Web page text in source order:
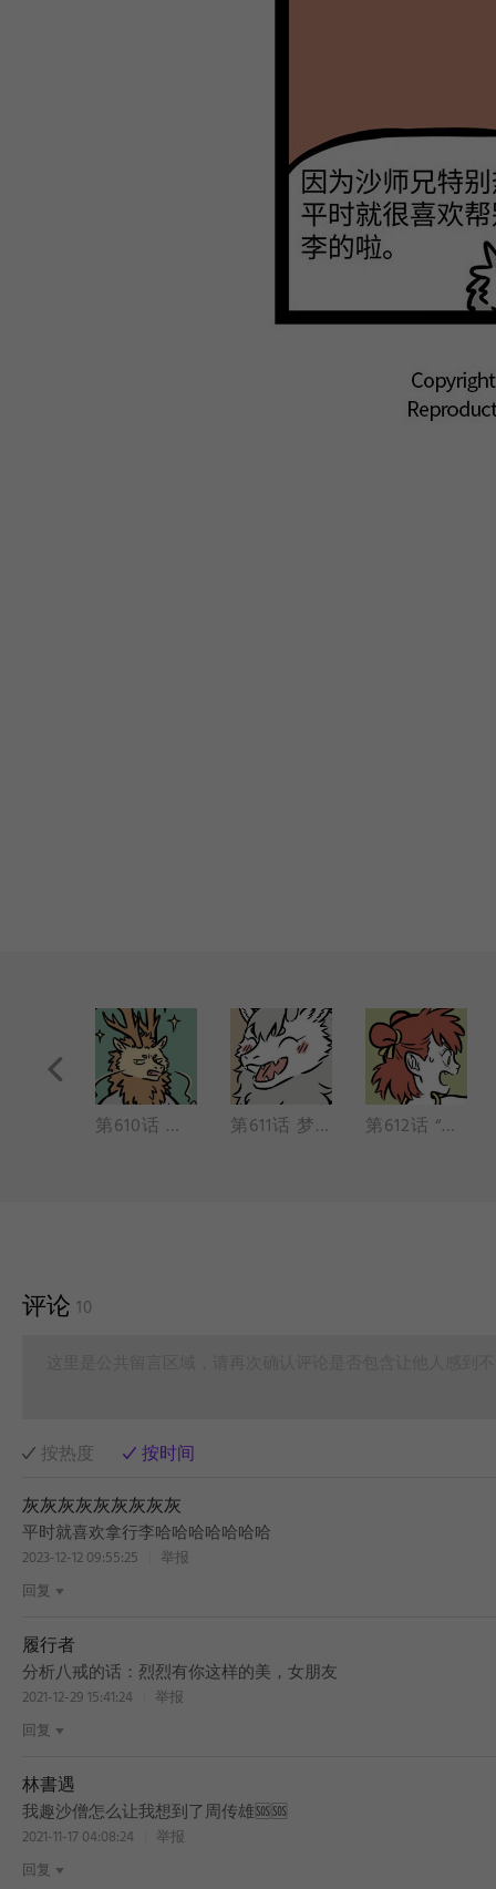
第610话 越努力，越费劲。 第611话 梦想成真以后也不一定会一直很开心。 第612话 “那妖魔捶了两拳，念个咒语，口里喷出火来，鼻子里浓烟迸出，闸闸眼火焰齐生。”——《西游记》
评论 10
按热度
按时间
灰灰灰灰灰灰灰灰灰
平时就喜欢拿行李哈哈哈哈哈哈哈
2023-12-12 09:55:25
举报
回复
履行者
分析八戒的话：烈烈有你这样的美，女朋友
2021-12-29 15:41:24
举报
回复
林書遇
我趣沙僧怎么让我想到了周传雄🆘🆘
2021-11-17 04:08:24
举报
回复